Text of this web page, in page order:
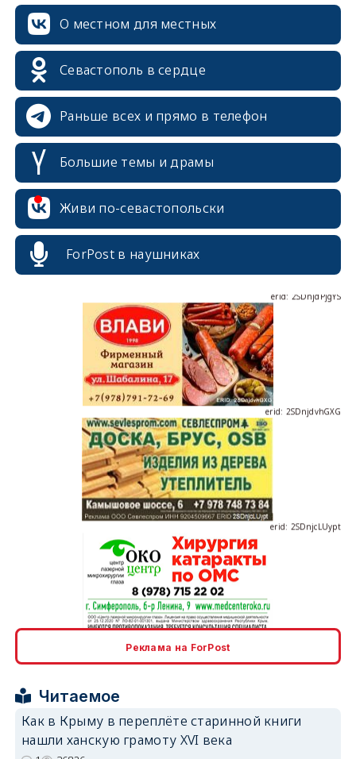
О местном для местных
Севастополь в сердце
Раньше всех и прямо в телефон
Большие темы и драмы
Живи по-севастопольски
ForPost в наушниках
erid: 2SDnjdvhGXG
erid: 2SDnjcLUypt
erid: 2SDnjcrDNw6
Реклама на ForPost
Читаемое
Как в Крыму в переплёте старинной книги
нашли ханскую грамоту XVI века